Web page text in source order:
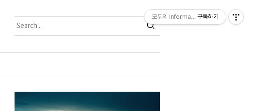
모두의 Information구독하기